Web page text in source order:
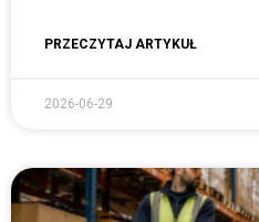
PRZECZYTAJ ARTYKUŁ
2026-06-29